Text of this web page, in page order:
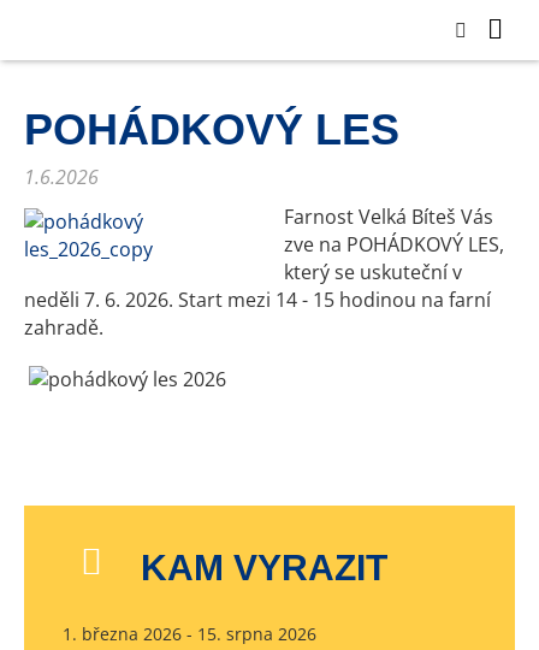
POHÁDKOVÝ LES
1.6.2026
Farnost Velká Bíteš Vás
zve na POHÁDKOVÝ LES,
který se uskuteční v
neděli 7. 6. 2026. Start mezi 14 - 15 hodinou na farní
zahradě.
KAM VYRAZIT
1. března 2026 - 15. srpna 2026